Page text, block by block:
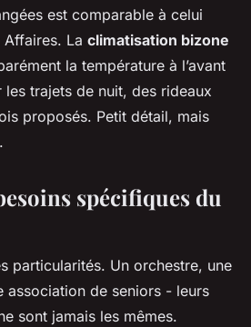
est comparable à celui
Affaires. La climatisation bizone
la température à l’avant
les trajets de nuit, des rideaux
proposés. Petit détail, mais
spécifiques du
particularités. Un orchestre, une
association de seniors - leurs
sont jamais les mêmes.